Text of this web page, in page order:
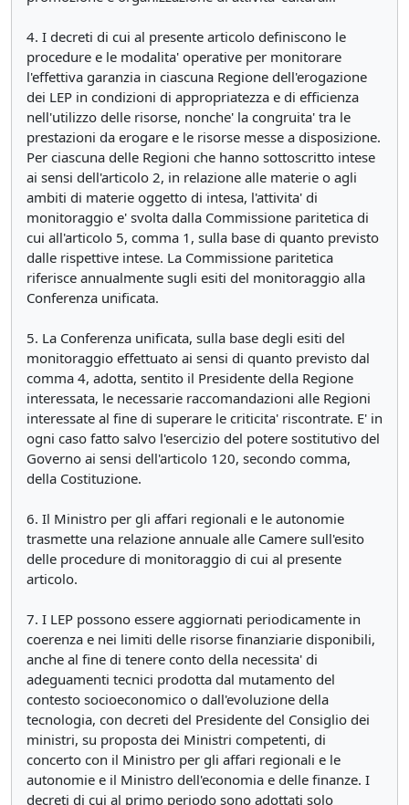
4. I decreti di cui al presente articolo definiscono le
procedure e le modalita' operative per monitorare
l'effettiva garanzia in ciascuna Regione dell'erogazione
dei LEP in condizioni di appropriatezza e di efficienza
nell'utilizzo delle risorse, nonche' la congruita' tra le
prestazioni da erogare e le risorse messe a disposizione.
Per ciascuna delle Regioni che hanno sottoscritto intese
ai sensi dell'articolo 2, in relazione alle materie o agli
ambiti di materie oggetto di intesa, l'attivita' di
monitoraggio e' svolta dalla Commissione paritetica di
cui all'articolo 5, comma 1, sulla base di quanto previsto
dalle rispettive intese. La Commissione paritetica
riferisce annualmente sugli esiti del monitoraggio alla
Conferenza unificata.
5. La Conferenza unificata, sulla base degli esiti del
monitoraggio effettuato ai sensi di quanto previsto dal
comma 4, adotta, sentito il Presidente della Regione
interessata, le necessarie raccomandazioni alle Regioni
interessate al fine di superare le criticita' riscontrate. E' in
ogni caso fatto salvo l'esercizio del potere sostitutivo del
Governo ai sensi dell'articolo 120, secondo comma,
della Costituzione.
6. Il Ministro per gli affari regionali e le autonomie
trasmette una relazione annuale alle Camere sull'esito
delle procedure di monitoraggio di cui al presente
articolo.
7. I LEP possono essere aggiornati periodicamente in
coerenza e nei limiti delle risorse finanziarie disponibili,
anche al fine di tenere conto della necessita' di
adeguamenti tecnici prodotta dal mutamento del
contesto socioeconomico o dall'evoluzione della
tecnologia, con decreti del Presidente del Consiglio dei
ministri, su proposta dei Ministri competenti, di
concerto con il Ministro per gli affari regionali e le
autonomie e il Ministro dell'economia e delle finanze. I
decreti di cui al primo periodo sono adottati solo